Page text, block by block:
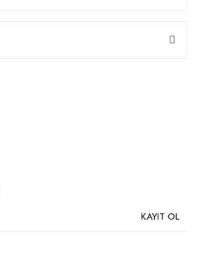
KAYIT OL